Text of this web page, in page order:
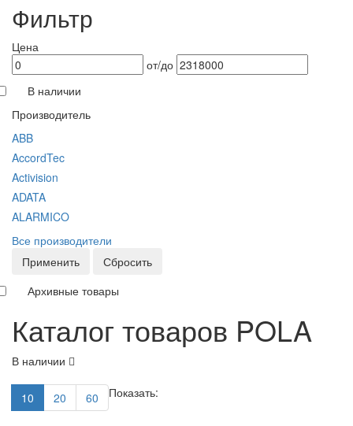
Фильтр
Цена
от/до
В наличии
Производитель
ABB
AccordTec
Activision
ADATA
ALARMICO
Все производители
Применить
Сбросить
Архивные товары
Каталог товаров POLA
В наличии
Показать:
10 20 60